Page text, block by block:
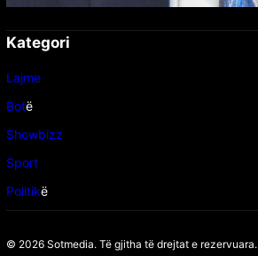
Kategori
Lajme
Botë
Showbizz
Sport
Politikë
© 2026 Sotmedia. Të gjitha të drejtat e rezervuara.